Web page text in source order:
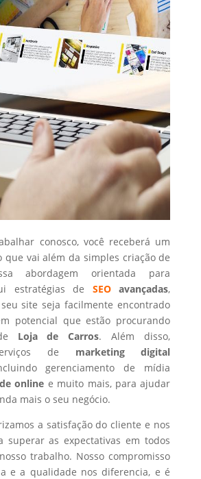
conosco, você receberá um
que vai além da simples criação de
abordagem orientada para
estratégias de SEOavançadas,
site seja facilmente encontrado
potencial que estão procurando
Loja de Carros. Além disso,
de marketing digital
gerenciamento de mídia
online e muito mais, para ajudar
mais o seu negócio.
a satisfação do cliente e nos
superar as expectativas em todos
trabalho. Nosso compromisso
e a qualidade nos diferencia, e é